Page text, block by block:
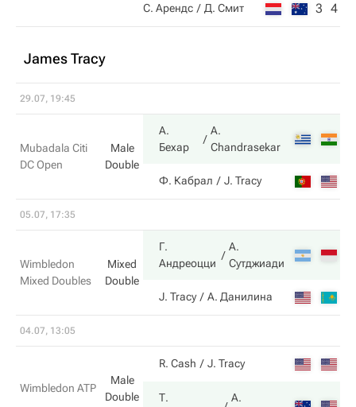
С. Арендс Д. Смит 3 4
James Tracy
29.07, 19:45
Mubadala Citi
DC Open
Male
Double
А.
Бехар
A.
Chandrasekar
Ф. Кабрал J. Tracy
05.07, 17:35
Wimbledon
Mixed Doubles
Mixed
Double
Г.
Андреоцци
А.
Сутджиади
J. Tracy А. Данилина
04.07, 13:05
Wimbledon ATP
Male
Double
R. Cash J. Tracy
Т.
А.